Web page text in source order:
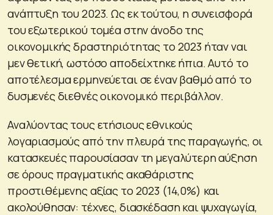
ανάπτυξη του 2023. Ως εκ τούτου, η συνεισφορά
του εξωτερικού τομέα στην άνοδο της
οικονομικής δραστηριότητας το 2023 ήταν ναι
μεν θετική, ωστόσο αποδείχτηκε ήπια. Αυτό το
αποτέλεσμα ερμηνεύεται σε έναν βαθμό από το
δυσμενές διεθνές οικονομικό περιβάλλον.
Αναλύοντας τους ετήσιους εθνικούς
λογαριασμούς από την πλευρά της παραγωγής, οι
κατασκευές παρουσίασαν τη μεγαλύτερη αύξηση
σε όρους πραγματικής ακαθάριστης
προστιθέμενης αξίας το 2023 (14,0%) και
ακολούθησαν: τέχνες, διασκέδαση και ψυχαγωγία,